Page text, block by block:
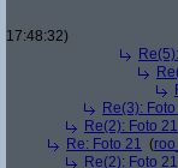
17:48:32)
Re(3):
Re(2): Foto 21
Re: Foto 21 (
Re(2): Foto 21